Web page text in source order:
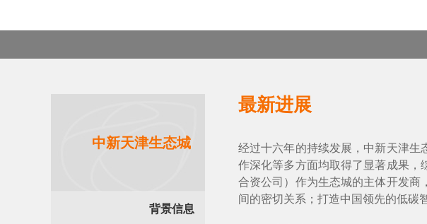
中新天津生态城
背景信息
最新进展
经过十六年的持续发展，中新天津生
作深化等多方面均取得了显著成果，
合资公司）作为生态城的主体开发商
间的密切关系；打造中国领先的低碳